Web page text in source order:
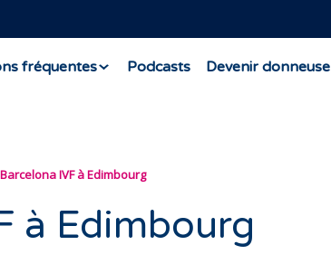
fréquentes Podcasts Devenir donneuse
Barcelona IVF à Edimbourg
à Edimbourg